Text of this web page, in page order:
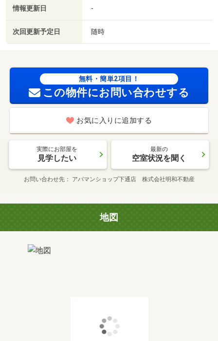
情報更新日 -
次回更新予定日 随時
無料・簡単2項目！
この物件にお問い合わせする
お気に入りに追加する
実際にお部屋を
見学したい
最新の
空室状況を聞く
お問い合わせ先 アパマンショップ下通店 株式会社明和不動産
地図